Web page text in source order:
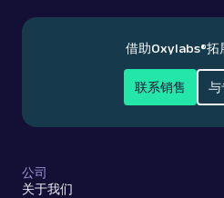
借助Oxylabs®拓
联系销售 与
公司
关于我们